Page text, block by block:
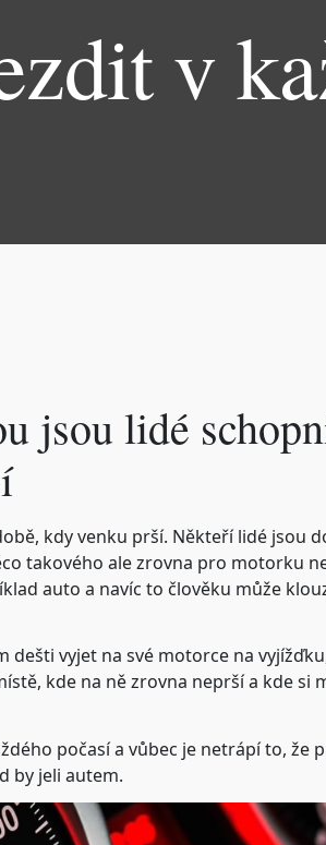
v
jsou lidé
kdy venku prší. Někteří lidé jsou
takového ale zrovna pro motorku
auto a navíc to člověku může
dešti vyjet na své motorce na
kde na ně zrovna neprší a kde si
počasí a vůbec je netrápí to, že
by jeli autem.